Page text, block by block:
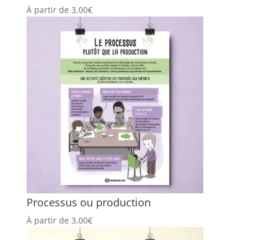
À partir de 3,00€
Processus ou production
À partir de 3,00€